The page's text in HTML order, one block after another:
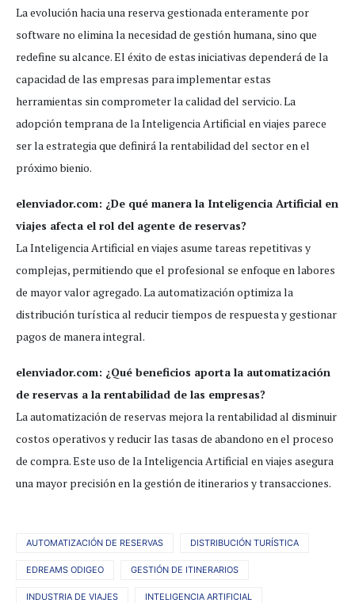
La evolución hacia una reserva gestionada enteramente por
software no elimina la necesidad de gestión humana, sino que
redefine su alcance. El éxito de estas iniciativas dependerá de la
capacidad de las empresas para implementar estas
herramientas sin comprometer la calidad del servicio. La
adopción temprana de la Inteligencia Artificial en viajes parece
ser la estrategia que definirá la rentabilidad del sector en el
próximo bienio.
elenviador.com: ¿De qué manera la Inteligencia Artificial en
viajes afecta el rol del agente de reservas?
La Inteligencia Artificial en viajes asume tareas repetitivas y
complejas, permitiendo que el profesional se enfoque en labores
de mayor valor agregado. La automatización optimiza la
distribución turística al reducir tiempos de respuesta y gestionar
pagos de manera integral.
elenviador.com: ¿Qué beneficios aporta la automatización
de reservas a la rentabilidad de las empresas?
La automatización de reservas mejora la rentabilidad al disminuir
costos operativos y reducir las tasas de abandono en el proceso
de compra. Este uso de la Inteligencia Artificial en viajes asegura
una mayor precisión en la gestión de itinerarios y transacciones.
AUTOMATIZACIÓN DE RESERVAS DISTRIBUCIÓN TURÍSTICA
EDREAMS ODIGEO GESTIÓN DE ITINERARIOS
INDUSTRIA DE VIAJES INTELIGENCIA ARTIFICIAL